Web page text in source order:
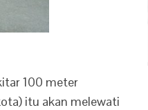
100 meter
itu akan melewati